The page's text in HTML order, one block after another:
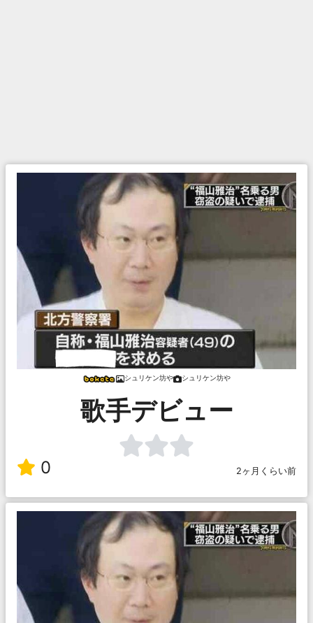
シュリケン坊や シュリケン坊や
歌手デビュー
0 2ヶ月くらい前